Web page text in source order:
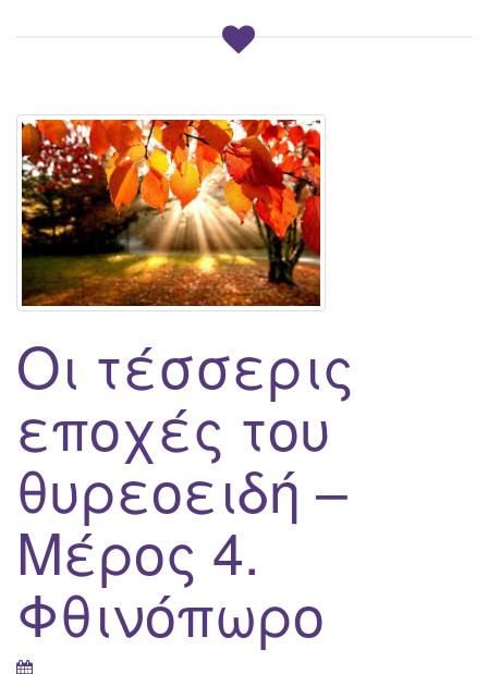
Οι τέσσερις
εποχές του
θυρεοειδή –
Μέρος 4.
Φθινόπωρο